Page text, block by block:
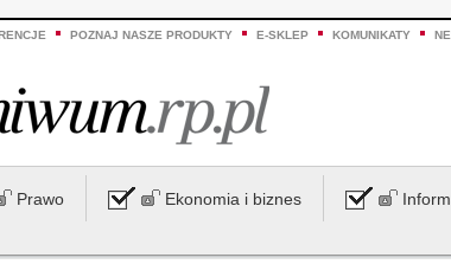
POZNAJ NASZE PRODUKTY E-SKLEP KOMUNIKATY
Prawo Ekonomia i biznes